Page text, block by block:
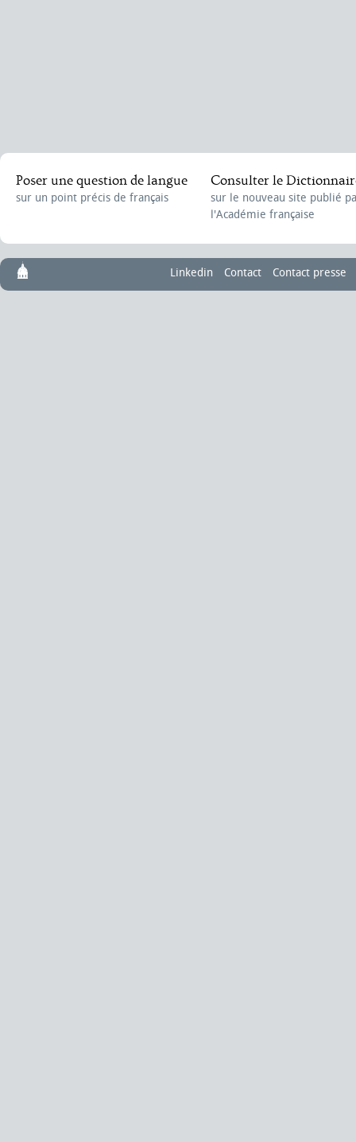
Poser une question de langue
sur un point précis de français
Consulter le
sur le nouveau site publié
l'Académie française
Linkedin Contact Contact presse